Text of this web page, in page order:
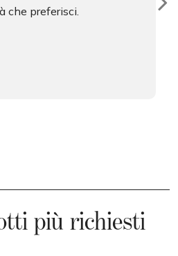
che preferisci.
più richiesti